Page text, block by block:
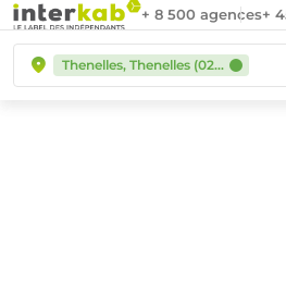
+ 8 500 agences+
Thenelles, Thenelles (02390)